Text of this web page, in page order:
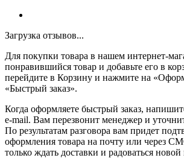
Загрузка отзывов...
Для покупки товара в нашем интернет-
понравившийся товар и добавьте его в
перейдите в Корзину и нажмите на
«Быстрый заказ».
Когда оформляете быстрый заказ,
e-mail. Вам перезвонит менеджер и
По результатам разговора вам придет
оформления товара на почту или через
только ждать доставки и радоваться